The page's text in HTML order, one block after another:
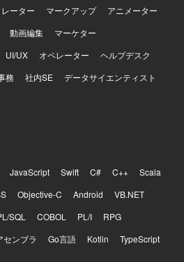
ーター マークアップ
アニメーター
動画編集
マーケター
UI/UX オペレーター
ヘルプデスク
務 社内SE
データサイエンティスト
JavaScript Swift C# C++
Scala
Objective-C Android
VB.NET
SQL COBOL PL/I
RPG
センブラ Go言語 Kotlin
TypeScript